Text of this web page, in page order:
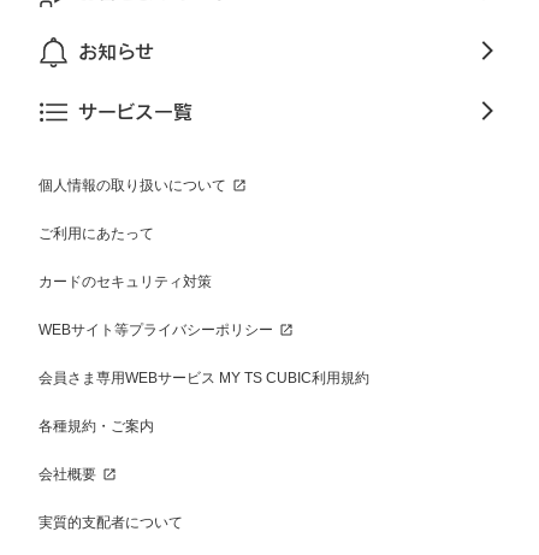
お知らせ
サービス一覧
個人情報の取り扱いについて
ご利用にあたって
カードのセキュリティ対策
WEBサイト等プライバシーポリシー
会員さま専用WEBサービス MY TS CUBIC利用規約
各種規約・ご案内
会社概要
実質的支配者について